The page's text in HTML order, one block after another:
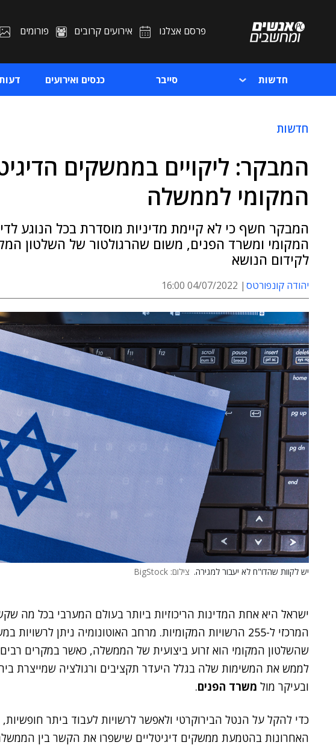
פרסם אצלנו אירועים קרובים פורומים
חדשות סייבר כנסים ואירועים
חדשות
המבקר: ליקויים בממשקים
המקומי לממשלה
המבקר חשף כי לא קיימת מדיניות מוסדרת בכל הנוגע
המקומי ומשרד הפנים, משום שהרגולטור של השלטון
לקידום הנושא
יהודה קונפורטס 04/07/2022 16:00
יש לקוות שהדו"ח לא יעבור למגירה. צילום: BigStock
ישראל היא אחת המדינות הריכוזיות ביותר בעולם המערבי בכל מה
המרכזי ל-255 הרשויות המקומיות. מרחב האוטונומיה ניתן
שהשלטון המקומי הוא זרוע ביצועית של הממשלה, כאשר במקרים
לממש את המשימות שלה בגלל היעדר תקציבים ורגולציה שמייצרת
ובעיקר מול משרד הפנים.
כדי להקל על הנטל הבירוקרטי ולאפשר לרשויות לעבוד ביתר
האחרונות בהטמעת ממשקים דיגיטליים שישפרו את הקשר בין